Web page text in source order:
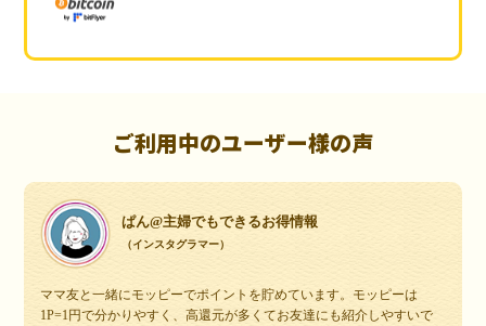
ご利用中のユーザー様の声
ぱん@主婦でもできるお得情報
（インスタグラマー）
ママ友と一緒にモッピーでポイントを貯めています。モッピーは
1P=1円で分かりやすく、高還元が多くてお友達にも紹介しやすいで